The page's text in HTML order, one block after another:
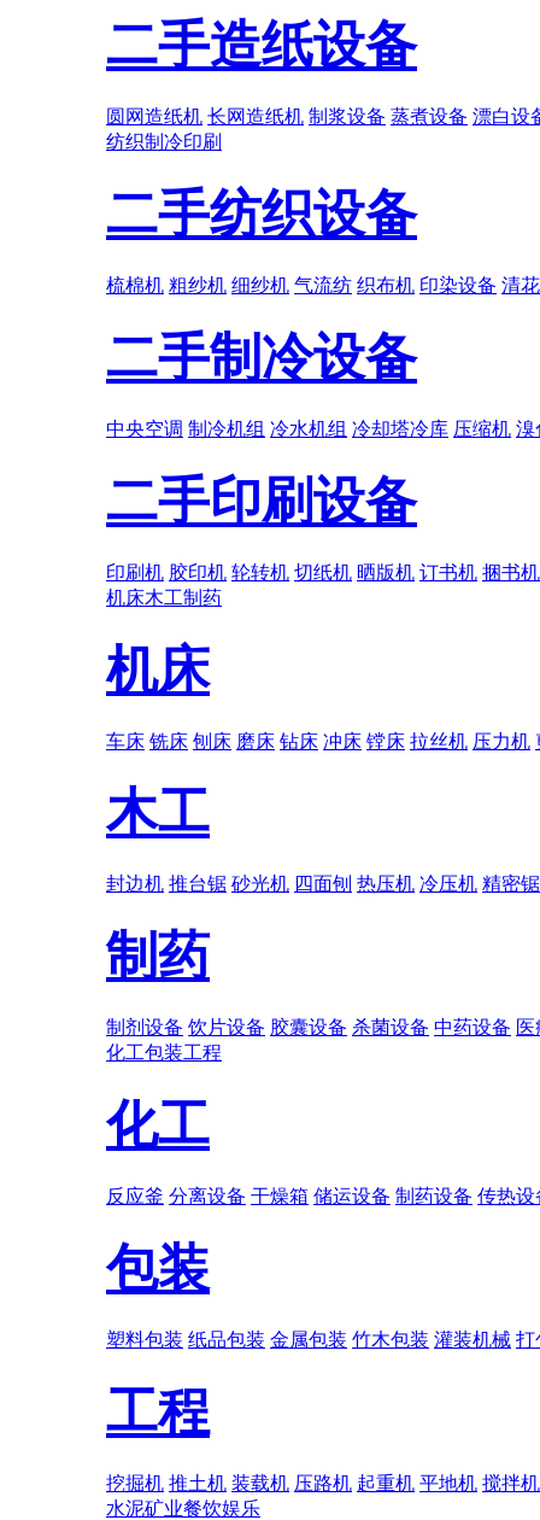
二手造纸设备
圆网造纸机 长网造纸机 制浆设备 蒸煮设备 漂白设
纺织制冷印刷
二手纺织设备
梳棉机 粗纱机 细纱机 气流纺 织布机 印染设备 清
二手制冷设备
中央空调 制冷机组 冷水机组 冷却塔冷库 压缩机 溴
二手印刷设备
印刷机 胶印机 轮转机 切纸机 晒版机 订书机 捆书机
机床木工制药
机床
车床 铣床 刨床 磨床 钻床 冲床 镗床 拉丝机 压力机
木工
封边机 推台锯 砂光机 四面刨 热压机 冷压机 精密锯
制药
制剂设备 饮片设备 胶囊设备 杀菌设备 中药设备
化工包装工程
化工
反应釜 分离设备 干燥箱 储运设备 制药设备 传热设
包装
塑料包装 纸品包装 金属包装 竹木包装 灌装机械 打
工程
挖掘机 推土机 装载机 压路机 起重机 平地机 搅拌机
水泥矿业餐饮娱乐